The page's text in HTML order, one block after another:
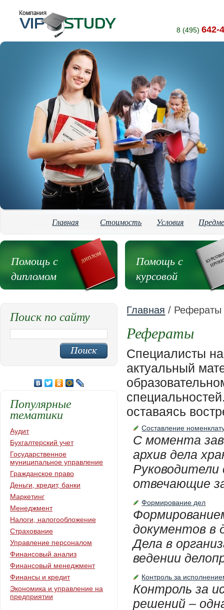
8 (495) 642-
Главная Стоимость Условия
Помощь с
дипломом
Помощь с
курсовой
Главная / Рефераты
Рефераты
Специалисты
актуальный
оставаясь
Составление
С момента
архив дела
Руководители
отвечающие
Формирование дел
документов в
Дела в
ведении
Контроль за
Контроль за
решений –
Поиск по сайту
Популярные
тематики
Аудит
Бухгалтерский учет
Государственное
муниципальное управление
Гражданское право
Деньги, кредит, банки
Маркетинг
Менеджмент
Налоги, налогообложение
Страхование
Управление персоналом
Финансовый анализ
Финансовый менеджмент
Финансы и кредит
Экономика и управление на
предприятии